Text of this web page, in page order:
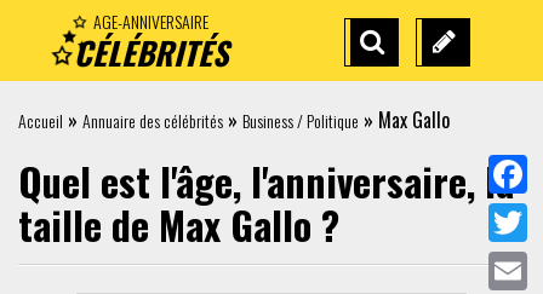
AGE-ANNIVERSAIRE
CÉLÉBRITÉS
RECHERCHE SUGGÉREZ
Accueil » Annuaire des célébrités » Business / Politique » Max Gallo
Quel est l'âge, l'anniversaire, la
taille de Max Gallo ?